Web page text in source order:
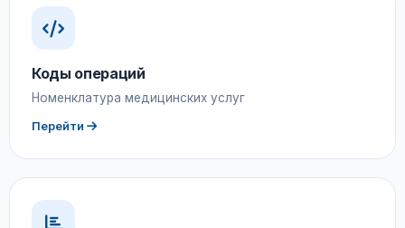
Коды операций
Номенклатура медицинских услуг
Перейти